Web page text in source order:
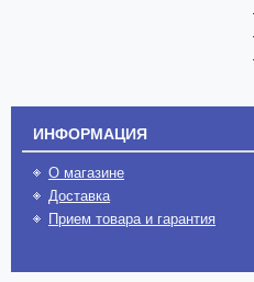
ИНФОРМАЦИЯ
О магазине
Доставка
Прием товара и гарантия